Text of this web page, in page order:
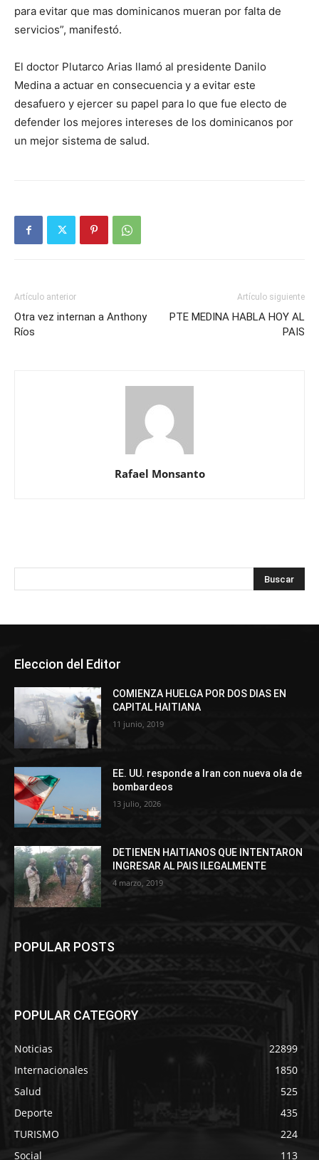
para evitar que mas dominicanos mueran por falta de
servicios”, manifestó.
El doctor Plutarco Arias llamó al presidente Danilo
Medina a actuar en consecuencia y a evitar este
desafuero y ejercer su papel para lo que fue electo de
defender los mejores intereses de los dominicanos por
un mejor sistema de salud.
Artículo anterior
Otra vez internan a Anthony
Ríos
Artículo siguiente
PTE MEDINA HABLA HOY AL
PAIS
Rafael Monsanto
Eleccion del Editor
COMIENZA HUELGA POR DOS DIAS EN
CAPITAL HAITIANA
11 junio, 2019
EE. UU. responde a Iran con nueva ola de
bombardeos
13 julio, 2026
DETIENEN HAITIANOS QUE INTENTARON
INGRESAR AL PAIS ILEGALMENTE
4 marzo, 2019
POPULAR POSTS
POPULAR CATEGORY
Noticias
22899
Internacionales
1850
Salud
525
Deporte
435
TURISMO
224
Social
113